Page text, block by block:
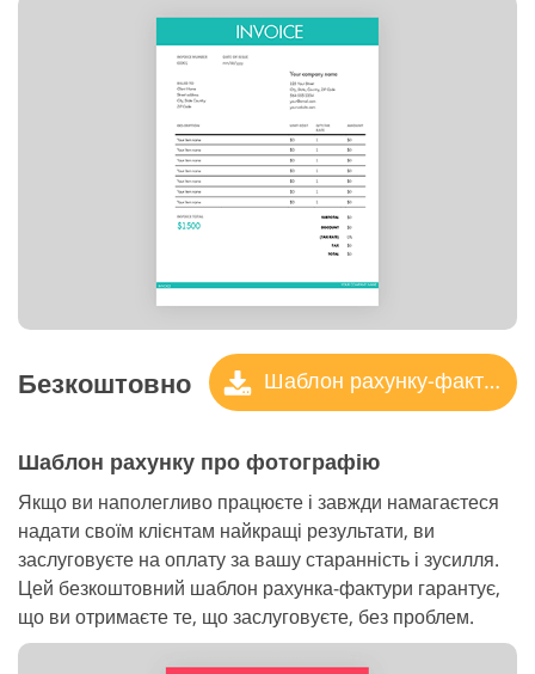
Безкоштовно Шаблон рахунку-фактури
Шаблон рахунку про фотографію
Якщо ви наполегливо працюєте і завжди намагаєтеся
надати своїм клієнтам найкращі результати, ви
заслуговуєте на оплату за вашу старанність і зусилля.
Цей безкоштовний шаблон рахунка-фактури гарантує,
що ви отримаєте те, що заслуговуєте, без проблем.